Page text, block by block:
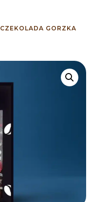
CZEKOLADA GORZKA